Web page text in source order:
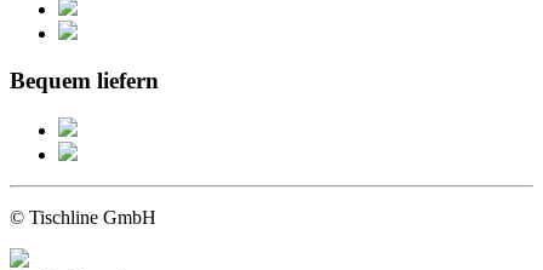
Bequem liefern
© Tischline GmbH